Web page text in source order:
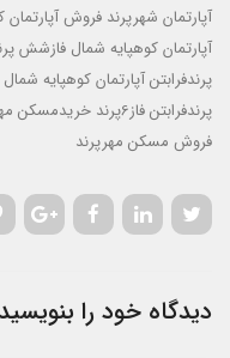
آپارتمان شهرپرند فروش آپارتمان
آپارتمان کوهپایه شمال فازشش
پرندفرابتنآپارتمان کوهپایه
پرندفرابتنفاز6پرند خریدمسکن
فروش مسکن مهرپرند
دیدگاه خود را